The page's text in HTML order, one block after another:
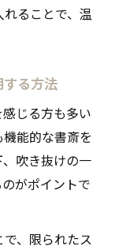
ることで、温
る方法
じる方も多い
能的な書斎を
吹き抜けの一
がポイントで
、限られたス